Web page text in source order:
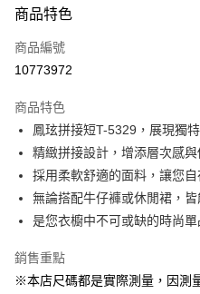
信用卡一次付款
超商取貨付款
Apple Pay
街口支付
悠遊付
AFTEE先享後付
相關說明
AFTEE先享後付是「在收到商品之
ATM付款
商品特色
商品編號
10773972
商品特色
鳳玹拼接短T-5329，展現獨
精緻拼接設計，增添層次感與
採用柔軟舒適的面料，讓您自
無論搭配牛仔褲或休閒裙，皆
是您衣櫥中不可或缺的時尚單
銷售重點
※本店尺碼都是實際測量，因測